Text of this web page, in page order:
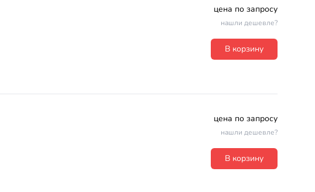
цена по запросу
нашли дешевле?
В корзину
цена по запросу
нашли дешевле?
В корзину